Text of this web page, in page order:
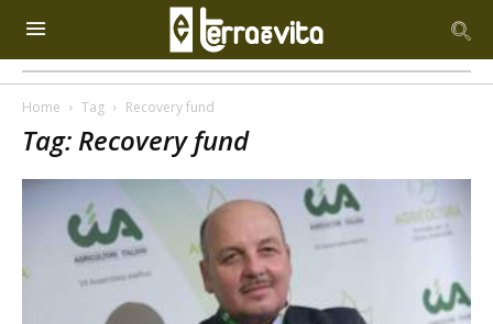
Home Tag Recovery fund
Tag: Recovery fund